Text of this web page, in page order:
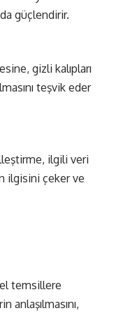
güçlendirir.
gizli kalıpları
teşvik eder
ilgili veri
ilgisini çeker ve
temsillere